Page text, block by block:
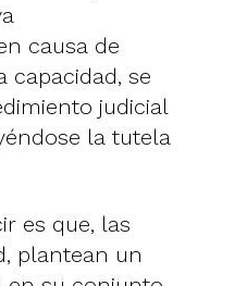
causa de
capacidad, se
judicial
la tutela
es que, las
plantean un